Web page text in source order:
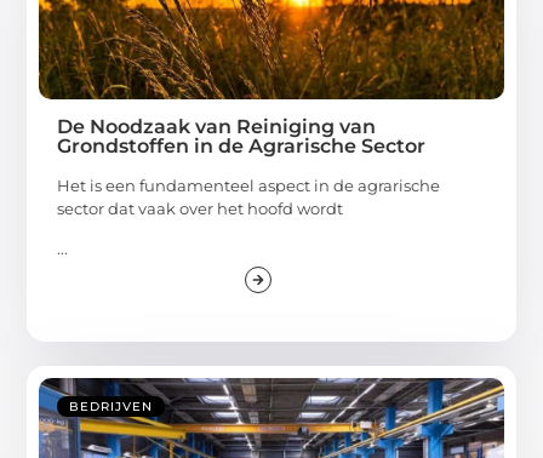
De Noodzaak van Reiniging van
Grondstoffen in de Agrarische Sector
Het is een fundamenteel aspect in de agrarische
sector dat vaak over het hoofd wordt
...
BEDRIJVEN